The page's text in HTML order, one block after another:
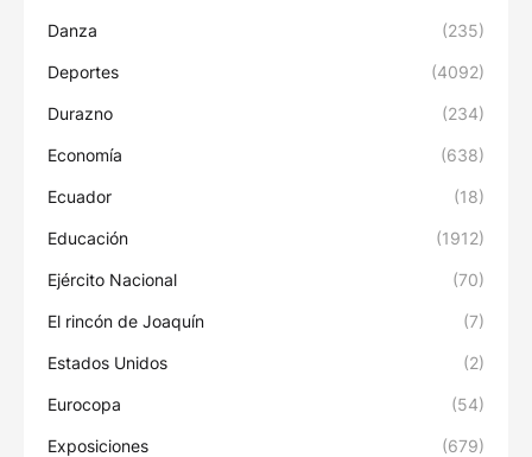
Danza (235)
Deportes (4092)
Durazno (234)
Economía (638)
Ecuador (18)
Educación (1912)
Ejército Nacional (70)
El rincón de Joaquín (7)
Estados Unidos (2)
Eurocopa (54)
Exposiciones (679)